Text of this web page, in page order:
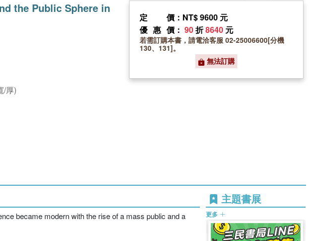
the Public Sphere in
/厚)
定價 ：NT$ 9600 元
優惠價 ： 90折8640 元
若需訂購本書，請電洽客服 02-25006600[分機
130、131]。
無法訂購
became modern with the rise of a mass public and a
主題書展
更多